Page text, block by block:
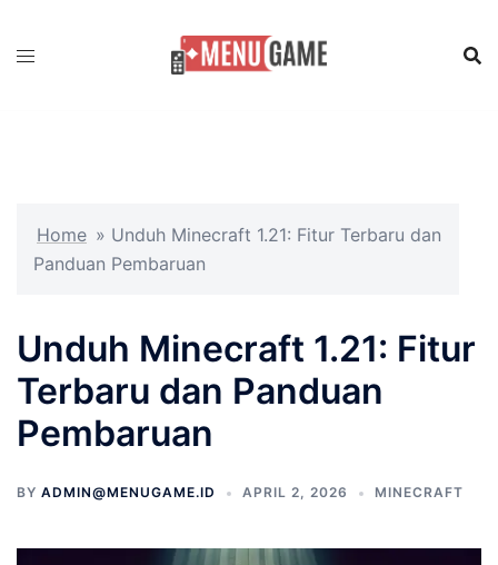
Home » Unduh Minecraft 1.21: Fitur Terbaru dan
Panduan Pembaruan
Unduh Minecraft 1.21: Fitur
Terbaru dan Panduan
Pembaruan
BY ADMIN@MENUGAME.ID APRIL 2, 2026 MINECRAFT